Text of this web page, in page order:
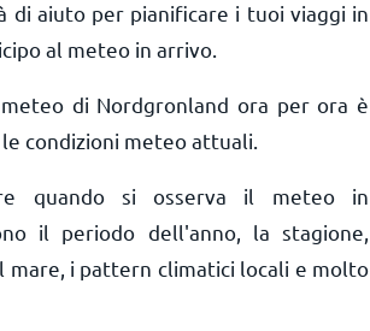
aiuto per pianificare i tuoi viaggi in
al meteo in arrivo.
di Nordgronland ora per ora è
condizioni meteo attuali.
quando si osserva il meteo in
il periodo dell'anno, la stagione,
i pattern climatici locali e molto